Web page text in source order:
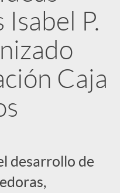
P.
Caja
desarrollo de